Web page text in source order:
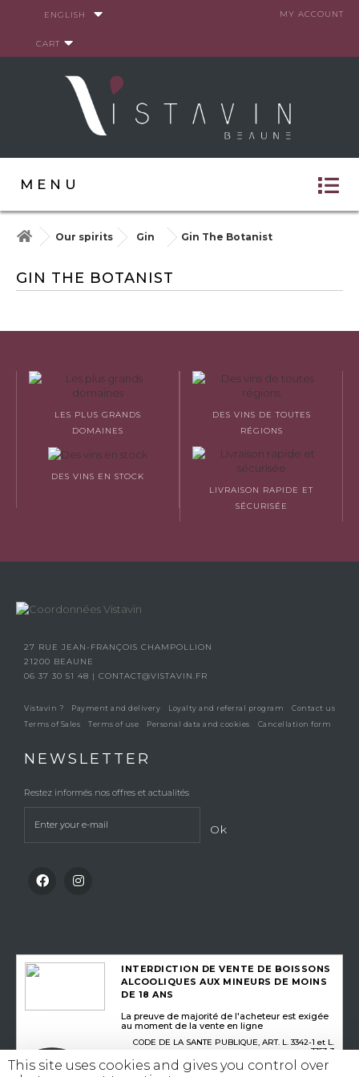
MY ACCOUNT
ENGLISH
CART
MENU
Our spirits Gin Gin The Botanist
GIN THE BOTANIST
LES PLUS GRANDS
DOMAINES
DES VINS DE TOUTES
RÉGIONS
DES VINS EN STOCK
LIVRAISON RAPIDE ET
SÉCURISÉE
27 RUE JEAN-FRANÇOIS CHAMPOLLION
21200 BEAUNE
06 37 30 51 48 | CONTACT@VISTAVIN.FR
Vistavin ? Payment and delivery Loyalty and referral program
Contact us
Terms of Sales
Terms of use Personal data and cookies Cancellation form
NEWSLETTER
Restez informés nos offres et actualités
Ok
INTERDICTION DE VENTE DE BOISSONS
ALCOOLIQUES AUX MINEURS DE MOINS
DE 18 ANS
La preuve de majorité de l'acheteur est exigée
au moment de la vente en ligne
CODE DE LA SANTE PUBLIQUE, ART. L. 3342-1 et L.
3353-3
This site uses cookies and gives you control over